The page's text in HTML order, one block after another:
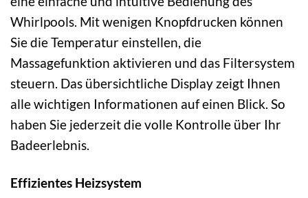
Whirlpools. Mit wenigen Knopfdrucken können
Sie die Temperatur einstellen, die
Massagefunktion aktivieren und das Filtersystem
steuern. Das übersichtliche Display zeigt Ihnen
alle wichtigen Informationen auf einen Blick. So
haben Sie jederzeit die volle Kontrolle über Ihr
Badeerlebnis.
Effizientes Heizsystem